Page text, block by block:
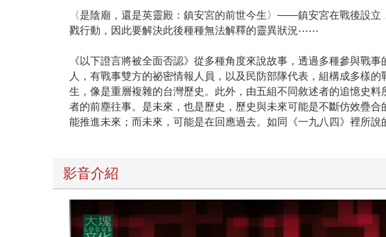
〈是陰廟，還是英靈殿：鎮安宮的前世今生〉——鎮安宮在戰後設
戮行動，因此要解決此後種種無法解釋的靈異狀況⋯⋯
《以下證言將被全面否認》從多種角度來說故事，透過多種參與戰
人，有戰事雙方的祕密情報人員，以及民防部隊代表，組構成多樣
生，像是重層複雜的台灣歷史。此外，由五組不同敘述者的追憶史
者的前塵往事。是未來，也是歷史，歷史與未來可能是不斷仿效疊
能推進未來；而未來，可能是在回應過去。如同《一九八四》裡所說
影音介紹